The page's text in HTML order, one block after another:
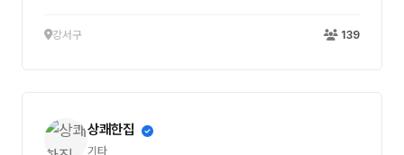
강서구 139
상쾌한집
기타